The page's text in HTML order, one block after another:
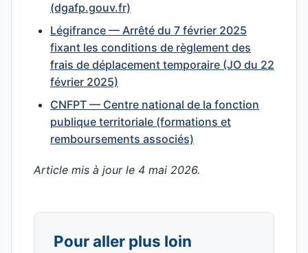
(dgafp.gouv.fr)
Légifrance — Arrêté du 7 février 2025
fixant les conditions de règlement des
frais de déplacement temporaire (JO du 22
février 2025)
CNFPT — Centre national de la fonction
publique territoriale (formations et
remboursements associés)
Article mis à jour le 4 mai 2026.
Pour aller plus loin